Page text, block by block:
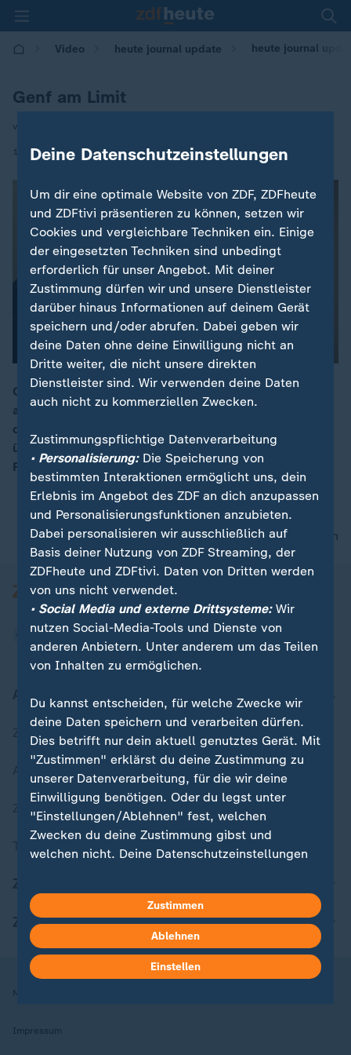
Video heute journal update heute journal
Genf am Limit
von Eva Schiller
19.11.2020 | 00:35
COVID-19 bringt die Genfer Gesundheitsversorgung
an ihre Grenze: Über 1000 Notrufe täglich, die Anzahl
der Rettungseinsätze steigt, die Krankenhäuser sind
überlastet. Hinzu kommen die strengen Corona-
Regeln, die die Rettungskräfte wertvolle Zeit kosten.
nach oben
Aktuell bei ZDFheute
Zuletzt veröffentlicht
Aktuelle Sendungs-Videos
ZDFheute Stories
Themen im Überblick
ZDFheute Apps
Nutzungsbedingungen
Impressum
Deine Datenschutzeinstellungen
Um dir eine optimale Website von ZDF, ZDFheute
und ZDFtivi präsentieren zu können, setzen wir
Cookies und vergleichbare Techniken ein. Einige
der eingesetzten Techniken sind unbedingt
erforderlich für unser Angebot. Mit deiner
Zustimmung dürfen wir und unsere Dienstleister
darüber hinaus Informationen auf deinem Gerät
speichern und/oder abrufen. Dabei geben wir
deine Daten ohne deine Einwilligung nicht an
Dritte weiter, die nicht unsere direkten
Dienstleister sind. Wir verwenden deine Daten
auch nicht zu kommerziellen Zwecken.
Zustimmungspflichtige Datenverarbeitung
• Personalisierung:Die Speicherung von
bestimmten Interaktionen ermöglicht uns, dein
Erlebnis im Angebot des ZDF an dich anzupassen
und Personalisierungsfunktionen anzubieten.
Dabei personalisieren wir ausschließlich auf
Basis deiner Nutzung von ZDF Streaming, der
ZDFheute und ZDFtivi. Daten von Dritten werden
von uns nicht verwendet.
• Social Media und externe Drittsysteme:Wir
nutzen Social-Media-Tools und Dienste von
anderen Anbietern. Unter anderem um das Teilen
von Inhalten zu ermöglichen.
Du kannst entscheiden, für welche Zwecke wir
deine Daten speichern und verarbeiten dürfen.
Dies betrifft nur dein aktuell genutztes Gerät. Mit
"Zustimmen" erklärst du deine Zustimmung zu
unserer Datenverarbeitung, für die wir deine
Einwilligung benötigen. Oder du legst unter
"Einstellungen/Ablehnen" fest, welchen
Zwecken du deine Zustimmung gibst und
welchen nicht. Deine Datenschutzeinstellungen
in deinen Einstellungen widerrufen oder ändern.
Hier findest du das Impressum.
Weitere Informationen findest du in unserer
Datenschutzerklärung.
Zustimmen
Ablehnen
Einstellen